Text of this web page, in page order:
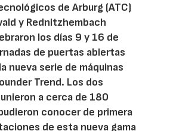
de Arburg (ATC)
y Rednitzhembach
los días 9 y 16 de
de puertas abiertas
nueva serie de máquinas
Trend. Los dos
a cerca de 180
conocer de primera
de esta nueva gama